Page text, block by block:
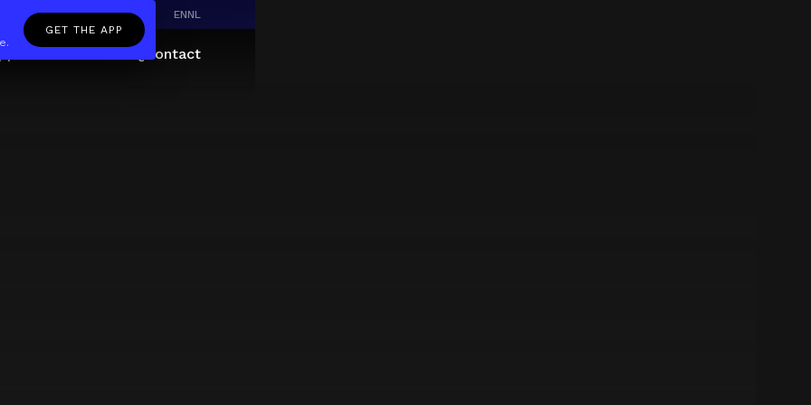
ENNL
Contact
GET THE APP